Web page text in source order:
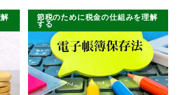
節税のために税金の仕組みを理解
する